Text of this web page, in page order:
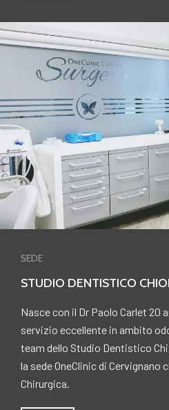
SEDE
STUDIO DENTISTICO
Nasce con il Dr Paolo Carlet 20
servizio eccellente in ambito
team dello Studio Dentistico
la sede OneClinic di Cervignano
Chirurgica.